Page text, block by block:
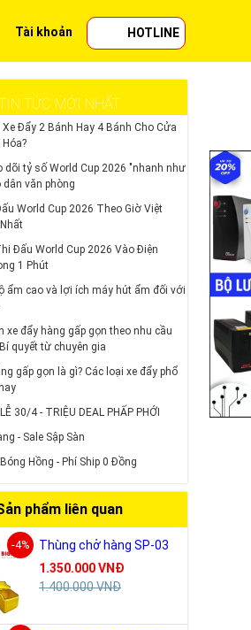
Tài khoản HOTLINE
TỨC MỚI NHẤT
Xe Đẩy 2 Bánh Hay 4 Bánh Cho Cửa
dõi tỷ số World Cup 2026 "nhanh như
dân văn phòng
World Cup 2026 Theo Giờ Việt
Đấu World Cup 2026 Vào Điện
1 Phút
ẩm cao và lợi ích máy hút ẩm đối với
xe đẩy hàng gấp gọn theo nhu cầu
quyết từ chuyên gia
gấp gọn là gì? Các loại xe đẩy phổ
30/4 - TRIỆU DEAL PHẤP PHỚI
- Sale Sập Sàn
Hồng - Phí Ship 0 Đồng
phẩm liên quan
-4%
Thùng chở hàng SP-03
1.350.000 VNĐ
1.400.000 VNĐ